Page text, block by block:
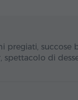
pregiati, succose
di